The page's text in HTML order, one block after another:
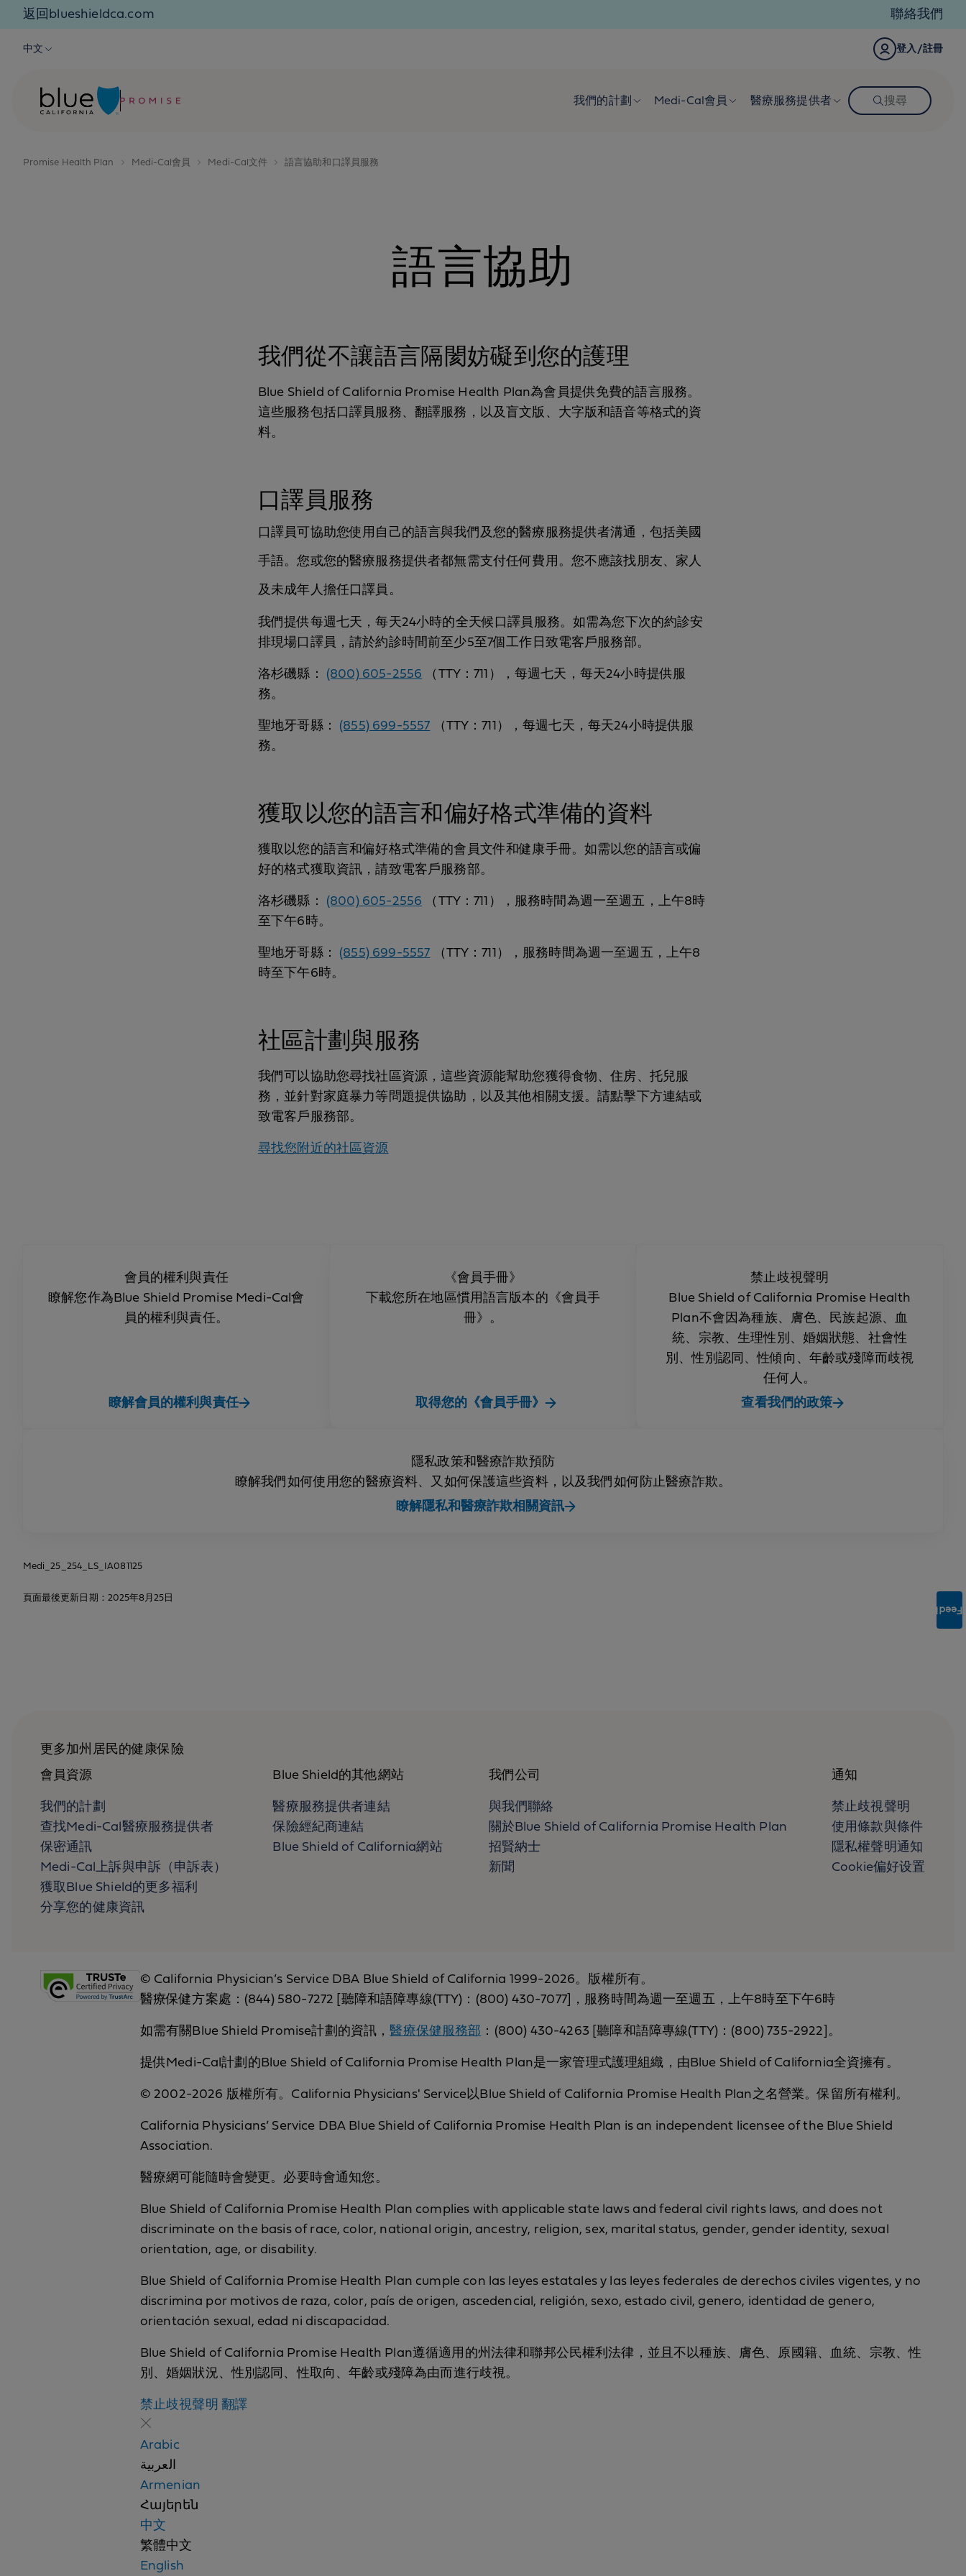
Skip to content
返回blueshieldca.com 聯絡我們
中文 登入/註冊
我們的計劃 Medi-Cal會員 醫療服務提供者 搜尋
Promise Health Plan Medi-Cal會員 Medi-Cal文件 語言協助和口譯員服務
語言協助
我們從不讓語言隔閡妨礙到您的護理
Blue Shield of California Promise Health Plan為會員提供免費的語言服務。
這些服務包括口譯員服務、翻譯服務，以及盲文版、大字版和語音等格式的資
料。
口譯員服務
口譯員可協助您使用自己的語言與我們及您的醫療服務提供者溝通，包括美國
手語。您或您的醫療服務提供者都無需支付任何費用。您不應該找朋友、家人
及未成年人擔任口譯員。
我們提供每週七天，每天24小時的全天候口譯員服務。如需為您下次的約診安
排現場口譯員，請於約診時間前至少5至7個工作日致電客戶服務部。
洛杉磯縣： (800) 605-2556 （TTY：711），每週七天，每天24小時提供服
務。
聖地牙哥縣： (855) 699-5557 （TTY：711），每週七天，每天24小時提供服
務。
獲取以您的語言和偏好格式準備的資料
獲取以您的語言和偏好格式準備的會員文件和健康手冊。如需以您的語言或偏
好的格式獲取資訊，請致電客戶服務部。
洛杉磯縣： (800) 605-2556 （TTY：711），服務時間為週一至週五，上午8時
至下午6時。
聖地牙哥縣： (855) 699-5557 （TTY：711），服務時間為週一至週五，上午8
時至下午6時。
社區計劃與服務
我們可以協助您尋找社區資源，這些資源能幫助您獲得食物、住房、托兒服
務，並針對家庭暴力等問題提供協助，以及其他相關支援。請點擊下方連結或
致電客戶服務部。
尋找您附近的社區資源
會員的權利與責任
瞭解您作為Blue Shield Promise Medi-Cal會
員的權利與責任。
瞭解會員的權利與責任
《會員手冊》
下載您所在地區慣用語言版本的《會員手
冊》。
取得您的《會員手冊》
禁止歧視聲明
Blue Shield of California Promise Health
Plan不會因為種族、膚色、民族起源、血
統、宗教、生理性別、婚姻狀態、社會性
別、性別認同、性傾向、年齡或殘障而歧視
任何人。
查看我們的政策
隱私政策和醫療詐欺預防
瞭解我們如何使用您的醫療資料、又如何保護這些資料，以及我們如何防止醫療詐欺。
瞭解隱私和醫療詐欺相關資訊
Medi_25_254_LS_IA081125
頁面最後更新日期：2025年8月25日
更多加州居民的健康保險
會員資源
我們的計劃
查找Medi-Cal醫療服務提供者
保密通訊
Medi-Cal上訴與申訴（申訴表）
獲取Blue Shield的更多福利
分享您的健康資訊
Blue Shield的其他網站
醫療服務提供者連結
保險經紀商連結
Blue Shield of California網站
我們公司
與我們聯絡
關於Blue Shield of California Promise Health Plan
招賢納士
新聞
通知
禁止歧視聲明
使用條款與條件
隱私權聲明通知
Cookie偏好设置
© California Physician’s Service DBA Blue Shield of California 1999-2026。版權所有。
醫療保健方案處：(844) 580-7272 [聽障和語障專線(TTY)：(800) 430-7077]，服務時間為週一至週五，上午8時至下午6時
如需有關Blue Shield Promise計劃的資訊，醫療保健服務部 ：(800) 430-4263 [聽障和語障專線(TTY)：(800) 735-2922]。
提供Medi-Cal計劃的Blue Shield of California Promise Health Plan是一家管理式護理組織，由Blue Shield of California全資擁有。
© 2002-2026 版權所有。California Physicians' Service以Blue Shield of California Promise Health Plan之名營業。保留所有權利。
California Physicians’ Service DBA Blue Shield of California Promise Health Plan is an independent licensee of the Blue Shield
Association.
醫療網可能隨時會變更。必要時會通知您。
Blue Shield of California Promise Health Plan complies with applicable state laws and federal civil rights laws, and does not
discriminate on the basis of race, color, national origin, ancestry, religion, sex, marital status, gender, gender identity, sexual
orientation, age, or disability.
Blue Shield of California Promise Health Plan cumple con las leyes estatales y las leyes federales de derechos civiles vigentes, y no
discrimina por motivos de raza, color, país de origen, ascedencial, religión, sexo, estado civil, genero, identidad de genero,
orientación sexual, edad ni discapacidad.
Blue Shield of California Promise Health Plan遵循適用的州法律和聯邦公民權利法律，並且不以種族、膚色、原國籍、血統、宗教、性
別、婚姻狀況、性別認同、性取向、年齡或殘障為由而進行歧視。
禁止歧視聲明 翻譯Nondiscrimination
Arabic
العربية
Armenian
Հայերեն
中文
繁體中文
English
Feedback